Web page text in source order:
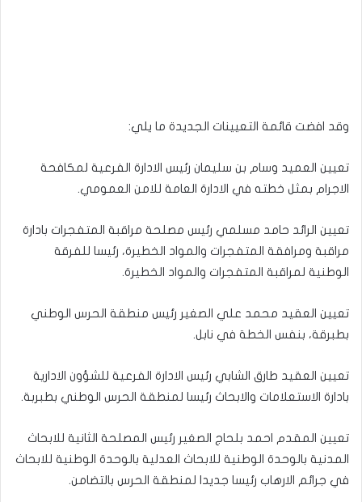
وقد افضت قائمة التعيينات الجديدة ما يلي:
تعيين العميد وسام بن سليمان رئيس الادارة الفرعية لمكافحة
الاجرام بمثل خطته في الادارة العامة للامن العمومي.
تعيين الرائد حامد مسلمي رئيس مصلحة مراقبة المتفجرات بادارة
مراقبة ومرافقة المتفجرات والمواد الخطيرة، رئيسا للفرقة
الوطنية لمراقبة المتفجرات والمواد الخطيرة.
تعيين العقيد محمد علي الصغير رئيس منطقة الحرس الوطني
بطبرقة، بنفس الخطة في نابل.
تعيين العقيد طارق الشابي رئيس الادارة الفرعية للشؤون الادارية
بادارة الاستعلامات والابحاث رئيسا لمنطقة الحرس الوطني بطبربة.
تعيين المقدم احمد بلحاج الصغير رئيس المصلحة الثانية للابحاث
المدنية بالوحدة الوطنية للابحاث العدلية بالوحدة الوطنية للابحاث
في جرائم الارهاب رئيسا جديدا لمنطقة الحرس بالتضامن.